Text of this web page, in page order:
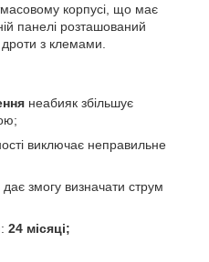
корпусі, що має
панелі розташований
з клемами.
неабияк збільшує
виключає неправильне
дає змогу визначати струм
24 місяці;